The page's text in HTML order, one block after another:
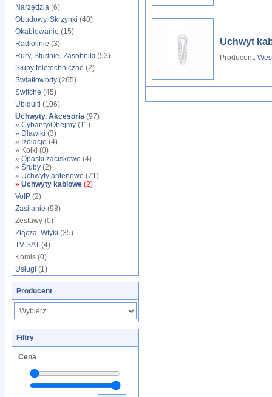
Narzędzia (6)
Obudowy, Skrzynki (40)
Okablowanie (15)
Radiolinie (3)
Rury, Studnie, Zasobniki (53)
Słupy teletechniczne (2)
Światłowody (265)
Switche (45)
Ubiquiti (106)
Uchwyty, Akcesoria (97)
» Cybanty/Obejmy (11)
» Dławiki (3)
» Izolacje (4)
» Kołki (0)
» Opaski zaciskowe (4)
» Śruby (2)
» Uchwyty antenowe (71)
» Uchwyty kablowe (2)
VoIP (2)
Zasilanie (98)
Zestawy (0)
Złącza, Wtyki (35)
TV-SAT (4)
Komis (0)
Usługi (1)
Producent
Filtry
Cena
Uchwyt
Producent: